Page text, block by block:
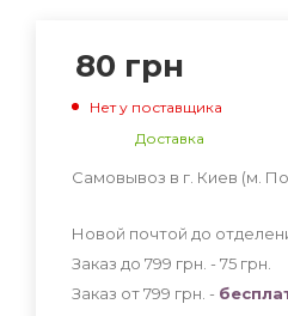
80 грн
Нет у поставщика
Доставка
Самовывоз в г. Киев (м.
Новой почтой до
Заказ до 799 грн. - 75 грн
Заказ от 799 грн. -